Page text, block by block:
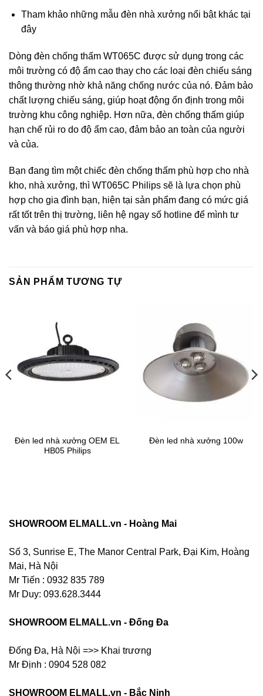
Tham khảo những mẫu đèn nhà xưởng nổi bật khác tại
đây
Dòng đèn chống thấm WT065C được sử dụng trong các
môi trường có độ ẩm cao thay cho các loại đèn chiếu sáng
thông thường nhờ khả năng chống nước của nó. Đảm bảo
chất lượng chiếu sáng, giúp hoạt động ổn định trong môi
trường khu công nghiệp. Hơn nữa, đèn chống thấm giúp
hạn chế rủi ro do độ ẩm cao, đảm bảo an toàn của người
và của.
Bạn đang tìm một chiếc đèn chống thấm phù hợp cho nhà
kho, nhà xưởng, thì WT065C Philips sẽ là lựa chọn phù
hợp cho gia đình bạn, hiện tại sản phẩm đang có mức giá
rất tốt trên thị trường, liên hệ ngay số hotline để mình tư
vấn và báo giá phù hợp nha.
SẢN PHẨM TƯƠNG TỰ
Đèn led nhà xưởng OEM EL
HB05 Philips
Đèn led nhà xưởng 100w
SHOWROOM ELMALL.vn - Hoàng Mai
Số 3, Sunrise E, The Manor Central Park, Đại Kim, Hoàng
Mai, Hà Nội
Mr Tiến : 0932 835 789
Mr Duy: 093.628.3444
SHOWROOM ELMALL.vn - Đống Đa
Đống Đa, Hà Nội =>> Khai trương
Mr Định : 0904 528 082
SHOWROOM ELMALL.vn - Bắc Ninh